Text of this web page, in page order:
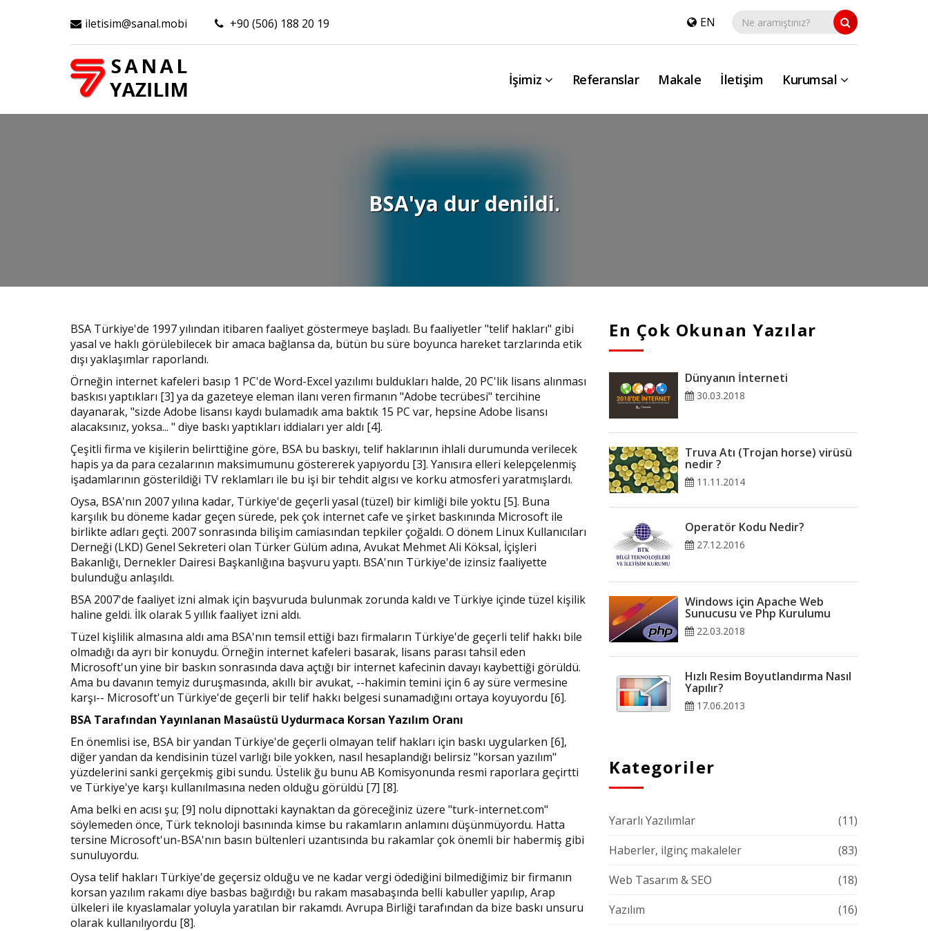
iletisim@sanal.mobi +90 (506) 188 20 19 EN
İşimiz Referanslar Makale İletişim Kurumsal
BSA'ya dur denildi.
En Çok Okunan Yazılar
Dünyanın İnterneti
30.03.2018
Truva Atı (Trojan horse) virüsü
nedir ?
11.11.2014
Operatör Kodu Nedir?
27.12.2016
Windows için Apache Web
Sunucusu ve Php Kurulumu
22.03.2018
Hızlı Resim Boyutlandırma Nasıl
Yapılır?
17.06.2013
Kategoriler
Yararlı Yazılımlar
(11)
Haberler, ilginç makaleler
(83)
Web Tasarım & SEO
(18)
Yazılım
(16)
BSA Türkiye'de 1997 yılından itibaren faaliyet göstermeye başladı. Bu faaliyetler "telif hakları" gibi
yasal ve haklı görülebilecek bir amaca bağlansa da, bütün bu süre boyunca hareket tarzlarında etik
dışı yaklaşımlar raporlandı.
Örneğin internet kafeleri basıp 1 PC'de Word-Excel yazılımı buldukları halde, 20 PC'lik lisans alınması
baskısı yaptıkları [3] ya da gazeteye eleman ilanı veren firmanın "Adobe tecrübesi" tercihine
dayanarak, "sizde Adobe lisansı kaydı bulamadık ama baktık 15 PC var, hepsine Adobe lisansı
alacaksınız, yoksa... " diye baskı yaptıkları iddiaları yer aldı [4].
Çeşitli firma ve kişilerin belirttiğine göre, BSA bu baskıyı, telif haklarının ihlali durumunda verilecek
hapis ya da para cezalarının maksimumunu göstererek yapıyordu [3]. Yanısıra elleri kelepçelenmiş
işadamlarının gösterildiği TV reklamları ile bu işi bir tehdit algısı ve korku atmosferi yaratmışlardı.
Oysa, BSA'nın 2007 yılına kadar, Türkiye'de geçerli yasal (tüzel) bir kimliği bile yoktu [5]. Buna
karşılık bu döneme kadar geçen sürede, pek çok internet cafe ve şirket baskınında Microsoft ile
birlikte adları geçti. 2007 sonrasında bilişim camiasından tepkiler çoğaldı. O dönem Linux Kullanıcıları
Derneği (LKD) Genel Sekreteri olan Türker Gülüm adına, Avukat Mehmet Ali Köksal, İçişleri
Bakanlığı, Dernekler Dairesi Başkanlığına başvuru yaptı. BSA'nın Türkiye'de izinsiz faaliyette
bulunduğu anlaşıldı.
BSA 2007'de faaliyet izni almak için başvuruda bulunmak zorunda kaldı ve Türkiye içinde tüzel kişilik
haline geldi. İlk olarak 5 yıllık faaliyet izni aldı.
Tüzel kişlilik almasına aldı ama BSA'nın temsil ettiği bazı firmaların Türkiye'de geçerli telif hakkı bile
olmadığı da ayrı bir konuydu. Örneğin internet kafeleri basarak, lisans parası tahsil eden
Microsoft'un yine bir baskın sonrasında dava açtığı bir internet kafecinin davayı kaybettiği görüldü.
Ama bu davanın temyiz duruşmasında, akıllı bir avukat, --hakimin temini için 6 ay süre vermesine
karşı-- Microsoft'un Türkiye'de geçerli bir telif hakkı belgesi sunamadığını ortaya koyuyordu [6].
BSA Tarafından Yayınlanan Masaüstü Uydurmaca Korsan Yazılım Oranı
En önemlisi ise, BSA bir yandan Türkiye'de geçerli olmayan telif hakları için baskı uygularken [6],
diğer yandan da kendisinin tüzel varlığı bile yokken, nasıl hesaplandığı belirsiz "korsan yazılım"
yüzdelerini sanki gerçekmiş gibi sundu. Üstelik ğu bunu AB Komisyonunda resmi raporlara geçirtti
ve Türkiye'ye karşı kullanılmasına neden olduğu görüldü [7] [8].
Ama belki en acısı şu; [9] nolu dipnottaki kaynaktan da göreceğiniz üzere "turk-internet.com"
söylemeden önce, Türk teknoloji basınında kimse bu rakamların anlamını düşünmüyordu. Hatta
tersine Microsoft'un-BSA'nın basın bültenleri uzantısında bu rakamlar çok önemli bir habermiş gibi
sunuluyordu.
Oysa telif hakları Türkiye'de geçersiz olduğu ve ne kadar vergi ödediğini bilmediğimiz bir firmanın
korsan yazılım rakamı diye basbas bağırdığı bu rakam masabaşında belli kabuller yapılıp, Arap
ülkeleri ile kıyaslamalar yoluyla yaratılan bir rakamdı. Avrupa Birliği tarafından da bize baskı unsuru
olarak kullanılıyordu [8].